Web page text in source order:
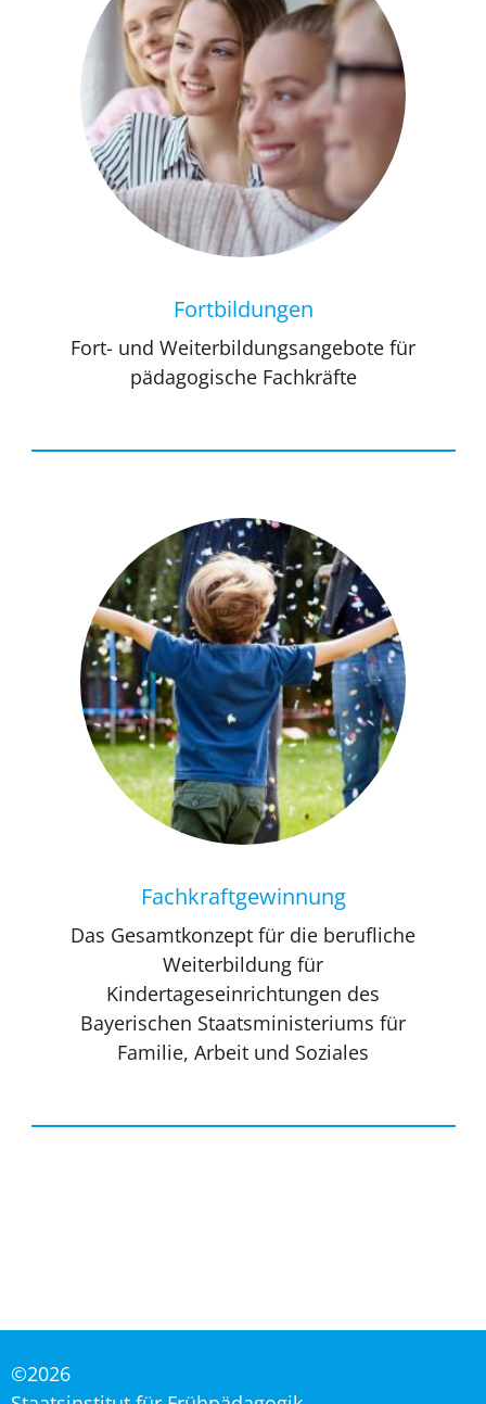
Fortbildungen
Fort- und Weiterbildungsangebote für
pädagogische Fachkräfte
Fachkraft­gewinnung
Das Gesamtkonzept für die berufliche
Weiterbildung für
Kindertageseinrichtungen des
Bayerischen Staatsministeriums für
Familie, Arbeit und Soziales
©2026